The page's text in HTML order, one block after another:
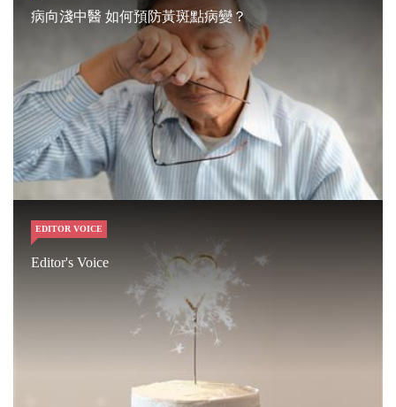
病向淺中醫 如何預防黃斑點病變？
EDITOR VOICE
Editor's Voice